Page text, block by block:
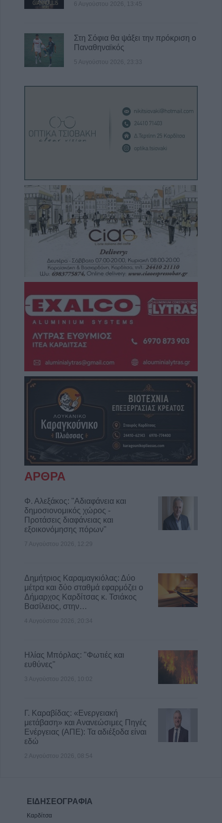
6 Αυγούστου 2026, 13:45
Στη Σόφια θα ψάξει την πρόκριση ο
Παναθηναϊκός
5 Αυγούστου 2026, 23:33
ΑΡΘΡΑ
Φ. Αλεξάκος: "Αδιαφάνεια και
δημοσιονομικός χώρος -
Προτάσεις διαφάνειας και
εξοικονόμησης πόρων"
7 Αυγούστου 2026, 12:29
Δημήτριος Καραμαγκιόλας: Δύο
μέτρα και δύο σταθμά εφαρμόζει ο
Δήμαρχος Καρδίτσας κ. Τσιάκος
Βασίλειος, στην…
4 Αυγούστου 2026, 20:34
Ηλίας Μπόρλας: "Φωτιές και
ευθύνες"
3 Αυγούστου 2026, 10:02
Γ. Καραβίδας: «Ενεργειακή
μετάβαση» και Ανανεώσιμες Πηγές
Ενέργειας (ΑΠΕ): Τα αδιέξοδα είναι
εδώ
2 Αυγούστου 2026, 08:54
ΕΙΔΗΣΕΟΓΡΑΦΙΑ
Καρδίτσα